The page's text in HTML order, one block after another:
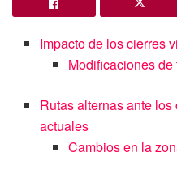
Impacto de los cierres
Modificaciones
Rutas alternas ante
actuales
Cambios en la